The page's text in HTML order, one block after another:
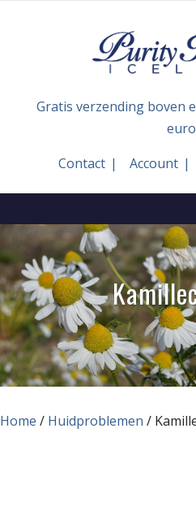
Gratis verzending boven
euro
Contact
Account
Home / Huidproblemen /